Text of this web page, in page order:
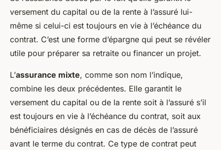
versement du capital ou de la rente à l’assuré lui-
même si celui-ci est toujours en vie à l’échéance du
contrat. C’est une forme d’épargne qui peut se révéler
utile pour préparer sa retraite ou financer un projet.
L’assurance mixte, comme son nom l’indique,
combine les deux précédentes. Elle garantit le
versement du capital ou de la rente soit à l’assuré s’il
est toujours en vie à l’échéance du contrat, soit aux
bénéficiaires désignés en cas de décès de l’assuré
avant le terme du contrat. Ce type de contrat peut